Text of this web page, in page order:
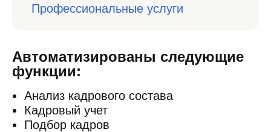
Профессиональные услуги
Автоматизированы следующие
функции:
Анализ кадрового состава
Кадровый учет
Подбор кадров